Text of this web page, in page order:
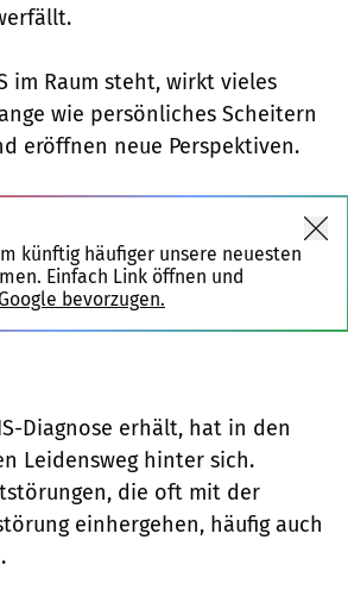
im Raum steht, wirkt vieles
wie persönliches Scheitern
eröffnen neue Perspektiven.
künftig häufiger unsere neuesten
Einfach Link öffnen und
bevorzugen.
Diagnose erhält, hat in den
Leidensweg hinter sich.
die oft mit der
einhergehen, häufig auch